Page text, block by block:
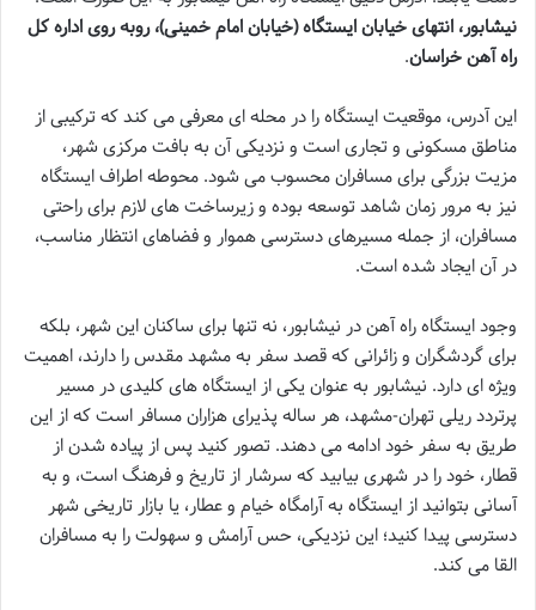
نیشابور، انتهای خیابان ایستگاه (خیابان امام خمینی)، روبه روی اداره کل
راه آهن خراسان.
این آدرس، موقعیت ایستگاه را در محله ای معرفی می کند که ترکیبی از
مناطق مسکونی و تجاری است و نزدیکی آن به بافت مرکزی شهر،
مزیت بزرگی برای مسافران محسوب می شود. محوطه اطراف ایستگاه
نیز به مرور زمان شاهد توسعه بوده و زیرساخت های لازم برای راحتی
مسافران، از جمله مسیرهای دسترسی هموار و فضاهای انتظار مناسب،
در آن ایجاد شده است.
وجود ایستگاه راه آهن در نیشابور، نه تنها برای ساکنان این شهر، بلکه
برای گردشگران و زائرانی که قصد سفر به مشهد مقدس را دارند، اهمیت
ویژه ای دارد. نیشابور به عنوان یکی از ایستگاه های کلیدی در مسیر
پرتردد ریلی تهران-مشهد، هر ساله پذیرای هزاران مسافر است که از این
طریق به سفر خود ادامه می دهند. تصور کنید پس از پیاده شدن از
قطار، خود را در شهری بیابید که سرشار از تاریخ و فرهنگ است، و به
آسانی بتوانید از ایستگاه به آرامگاه خیام و عطار، یا بازار تاریخی شهر
دسترسی پیدا کنید؛ این نزدیکی، حس آرامش و سهولت را به مسافران
القا می کند.